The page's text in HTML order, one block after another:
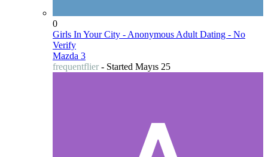
0
Girls In Your City - Anonymous Adult Dating - No
Verify
Mazda 3
frequentflier - Started Mayıs 25